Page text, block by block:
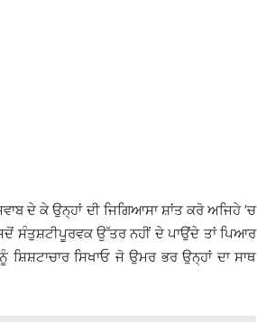
ਦੇ ਕੇ ਉਨ੍ਹਾਂ ਦੀ ਜਿਗਿਆਸਾ ਸ਼ਾਂਤ ਕਰੋ ਅਜਿਹੇ ’ਚ
ਸੰਤੁਸ਼ਟੀਪੂਰਵਕ ਉੱਤਰ ਨਹੀਂ ਦੇ ਪਾਉਂਦੇ ਤਾਂ ਪਿਆਰ
ਸਿਖਾਓ ਜੋ ਉਮਰ ਭਰ ਉਨ੍ਹਾਂ ਦਾ ਸਾਥ